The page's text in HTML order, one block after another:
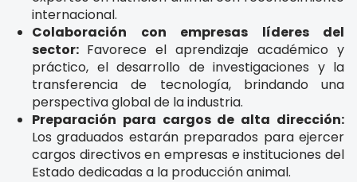
internacional.
Colaboración con empresas líderes del
sector: Favorece el aprendizaje académico y
práctico, el desarrollo de investigaciones y la
transferencia de tecnología, brindando una
perspectiva global de la industria.
Preparación para cargos de alta dirección:
Los graduados estarán preparados para ejercer
cargos directivos en empresas e instituciones del
Estado dedicadas a la producción animal.